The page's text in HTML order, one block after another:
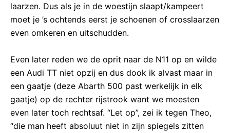
laarzen. Dus als je in de woestijn slaapt/kampeert
moet je ’s ochtends eerst je schoenen of crosslaarzen
even omkeren en uitschudden.
Even later reden we de oprit naar de N11 op en wilde
een Audi TT niet opzij en dus dook ik alvast maar in
een gaatje (deze Abarth 500 past werkelijk in elk
gaatje) op de rechter rijstrook want we moesten
even later toch rechtsaf. “Let op”, zei ik tegen Theo,
“die man heeft absoluut niet in zijn spiegels zitten